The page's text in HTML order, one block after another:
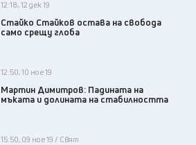
12:18, 12 дек 19
Стайко Стайков остава на свобода
само срещу глоба
12:50, 10 ное 19
Мартин Димитров: Падината на
мъката и долината на стабилността
15:50, 09 ное 19 / Свят